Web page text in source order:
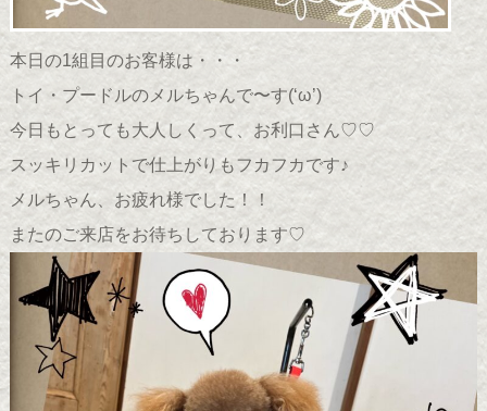
本日の1組目のお客様は・・・
トイ・プードルのメルちゃんで〜す(‘ω’)
今日もとっても大人しくって、お利口さん♡♡
スッキリカットで仕上がりもフカフカです♪
メルちゃん、お疲れ様でした！！
またのご来店をお待ちしております♡